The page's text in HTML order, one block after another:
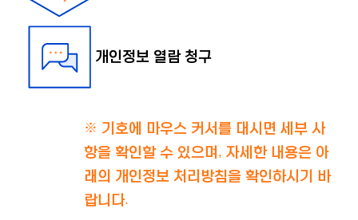
개인정보 열람 청구
※ 기호에 마우스 커서를 대시면 세부 사
항을 확인할 수 있으며, 자세한 내용은 아
래의 개인정보 처리방침을 확인하시기 바
랍니다.